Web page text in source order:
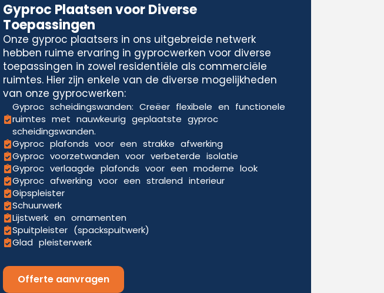
Gyproc Plaatsen voor Diverse
Toepassingen
Onze gyproc plaatsers in ons uitgebreide netwerk
hebben ruime ervaring in gyprocwerken voor diverse
toepassingen in zowel residentiële als commerciële
ruimtes. Hier zijn enkele van de diverse mogelijkheden
van onze gyprocwerken:
Gyproc scheidingswanden: Creëer flexibele en functionele
ruimtes met nauwkeurig geplaatste gyproc
scheidingswanden.
Gyproc plafonds voor een strakke afwerking
Gyproc voorzetwanden voor verbeterde isolatie
Gyproc verlaagde plafonds voor een moderne look
Gyproc afwerking voor een stralend interieur
Gipspleister
Schuurwerk
Lijstwerk en ornamenten
Spuitpleister (spackspuitwerk)
Glad pleisterwerk
Offerte aanvragen